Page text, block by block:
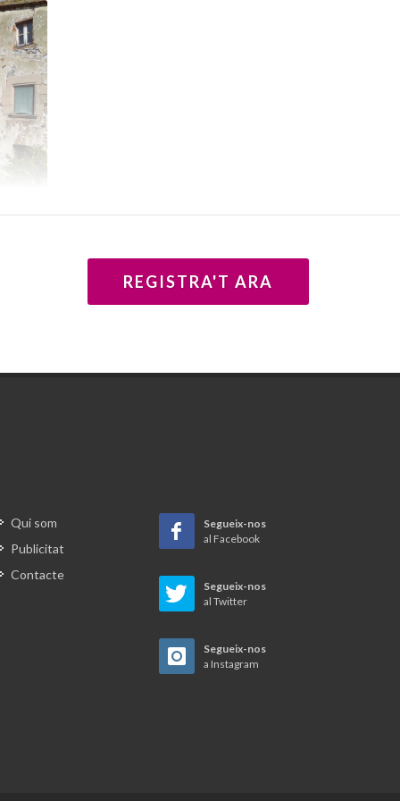
REGISTRA'T ARA
Qui som
Publicitat
Contacte
Segueix-nos
al Facebook
Segueix-nos
al Twitter
Segueix-nos
a Instagram